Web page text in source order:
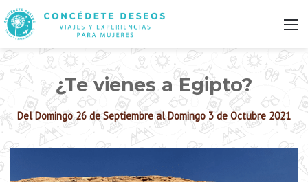
¿Te vienes a Egipto?
Del Domingo 26 de Septiembre al Domingo 3 de Octubre 2021